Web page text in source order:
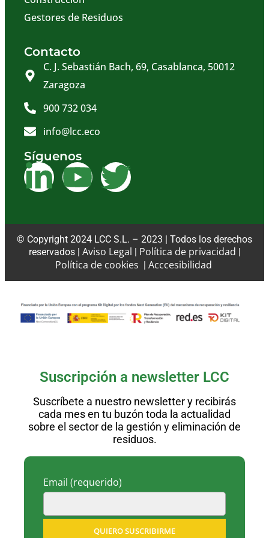
Gestores de Residuos
Contacto
C. J. Sebastián Bach, 69, Casablanca, 50012
Zaragoza
900 732 034
info@lcc.eco
Síguenos
© Copyright 2024 LCC S.L. – 2023 | Todos los derechos
reservados | Aviso Legal | Política de privacidad |
Política de cookies | Acccesibilidad
Suscripción a newsletter LCC
Suscríbete a nuestro newsletter y recibirás
cada mes en tu buzón toda la actualidad
sobre el sector de la gestión y eliminación de
residuos.
Email (requerido)